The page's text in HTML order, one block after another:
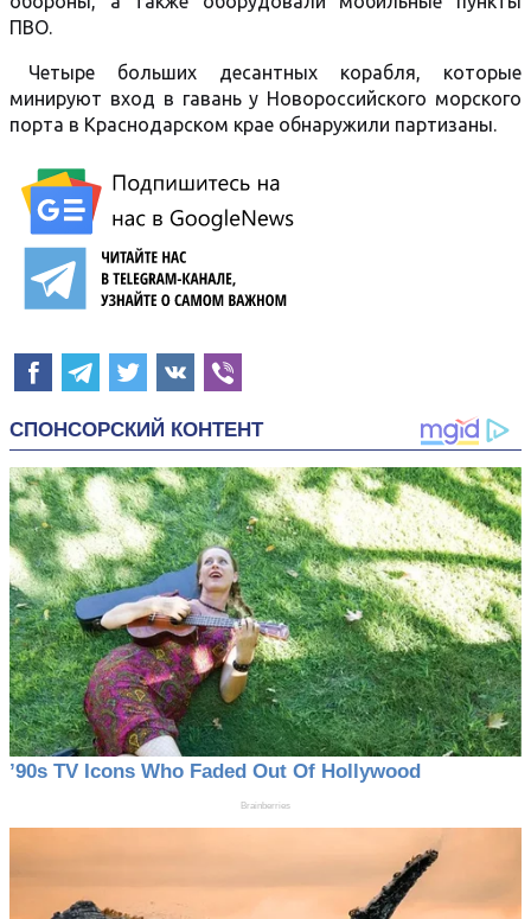
ПВО.
Четыре больших десантных корабля, которые
минируют вход в гавань у Новороссийского морского
порта в Краснодарском крае обнаружили партизаны.